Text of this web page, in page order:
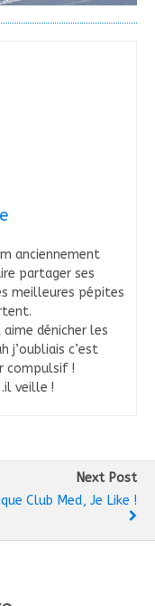
anciennement
partager ses
meilleures pépites
dénicher les
j’oubliais c’est
compulsif !
veille !
Next Post
Club Med, Je Like !